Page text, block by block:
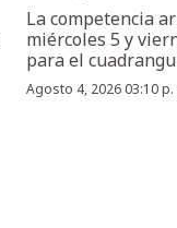
La competencia
miércoles 5 y
para el
Agosto 4, 2026 03:10 p.